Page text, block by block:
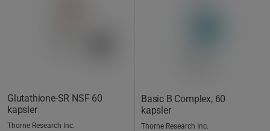
Glutathione-SR NSF 60
kapsler
Thorne Research Inc.
Basic B Complex, 60
kapsler
Thorne Research Inc.